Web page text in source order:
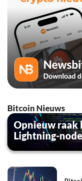
Bitcoin Nieuws
Opnieuw raak
Lightning-